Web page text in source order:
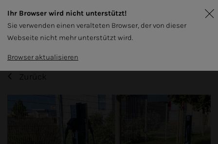
Zurück
Ihr Browser wird nicht unterstützt!
Sie verwenden einen veralteten Browser, der von dieser
Webseite nicht mehr unterstützt wird.
Browser aktualisieren